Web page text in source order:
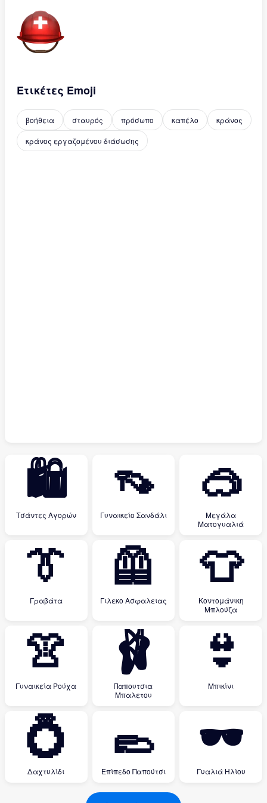
Ετικέτες Emoji
βοήθεια σταυρός πρόσωπο καπέλο κράνος
κράνος εργαζομένου διάσωσης
🛍
Τσάντες Αγορών
👡
Γυναικείο Σανδάλι
🥽
Μεγάλα
Ματογυαλιά
👔
Γραβάτα
🦺
Γιλεκο Ασφαλειας
👕
Κοντομάνικη
Μπλούζα
👚
Γυναικεία Ρούχα
🩰
Παπουτσια
Μπαλετου
👙
Μπικίνι
💍
Δαχτυλίδι
🥿
Επίπεδο Παπούτσι
🕶
Γυαλιά Ηλίου